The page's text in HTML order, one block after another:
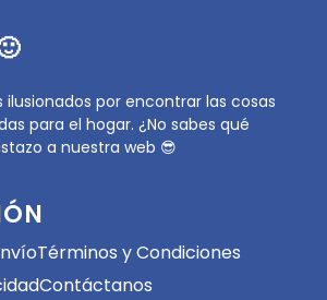
ilusionados por encontrar las cosas
para el hogar. ¿No sabes qué
a nuestra web 😎
Términos y Condiciones
Contáctanos